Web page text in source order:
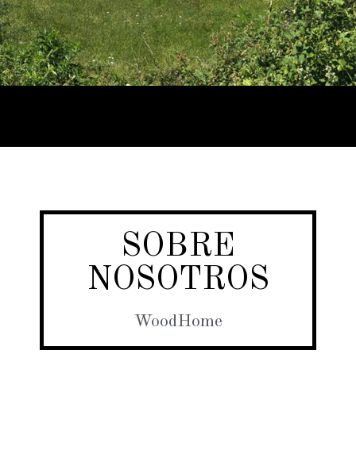
SOBRE
NOSOTROS
WoodHome